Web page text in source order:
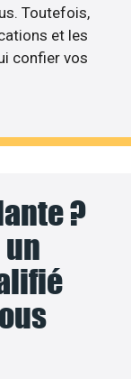
Toutefois,
et les
confier vos
?